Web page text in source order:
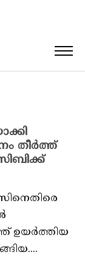
തീർത്ത്
ഉയർത്തിയ